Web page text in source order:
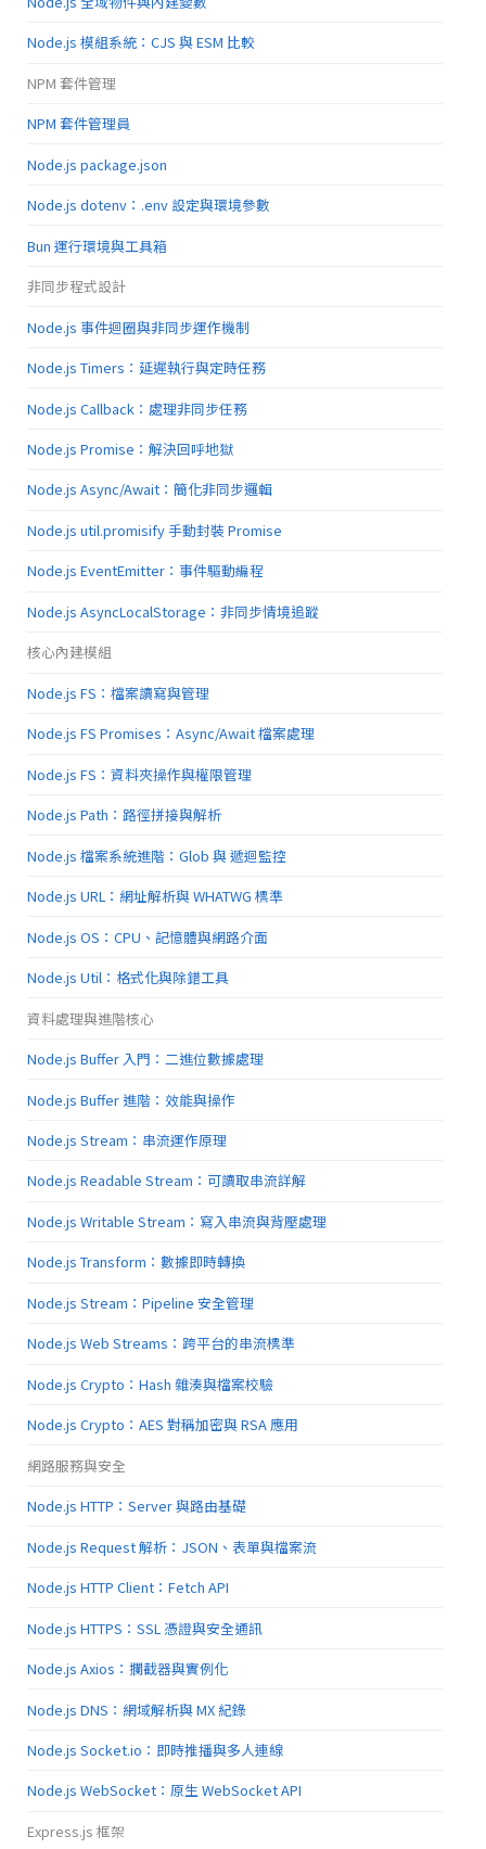
Node.js 模組系統：CJS 與 ESM 比較
NPM 套件管理
NPM 套件管理員
Node.js package.json
Node.js dotenv：.env 設定與環境參數
Bun 運行環境與工具箱
非同步程式設計
Node.js 事件迴圈與非同步運作機制
Node.js Timers：延遲執行與定時任務
Node.js Callback：處理非同步任務
Node.js Promise：解決回呼地獄
Node.js Async/Await：簡化非同步邏輯
Node.js util.promisify 手動封裝 Promise
Node.js EventEmitter：事件驅動編程
Node.js AsyncLocalStorage：非同步情境追蹤
核心內建模組
Node.js FS：檔案讀寫與管理
Node.js FS Promises：Async/Await 檔案處理
Node.js FS：資料夾操作與權限管理
Node.js Path：路徑拼接與解析
Node.js 檔案系統進階：Glob 與 遞迴監控
Node.js URL：網址解析與 WHATWG 標準
Node.js OS：CPU、記憶體與網路介面
Node.js Util：格式化與除錯工具
資料處理與進階核心
Node.js Buffer 入門：二進位數據處理
Node.js Buffer 進階：效能與操作
Node.js Stream：串流運作原理
Node.js Readable Stream：可讀取串流詳解
Node.js Writable Stream：寫入串流與背壓處理
Node.js Transform：數據即時轉換
Node.js Stream：Pipeline 安全管理
Node.js Web Streams：跨平台的串流標準
Node.js Crypto：Hash 雜湊與檔案校驗
Node.js Crypto：AES 對稱加密與 RSA 應用
網路服務與安全
Node.js HTTP：Server 與路由基礎
Node.js Request 解析：JSON、表單與檔案流
Node.js HTTP Client：Fetch API
Node.js HTTPS：SSL 憑證與安全通訊
Node.js Axios：攔截器與實例化
Node.js DNS：網域解析與 MX 紀錄
Node.js Socket.io：即時推播與多人連線
Node.js WebSocket：原生 WebSocket API
Express.js 框架